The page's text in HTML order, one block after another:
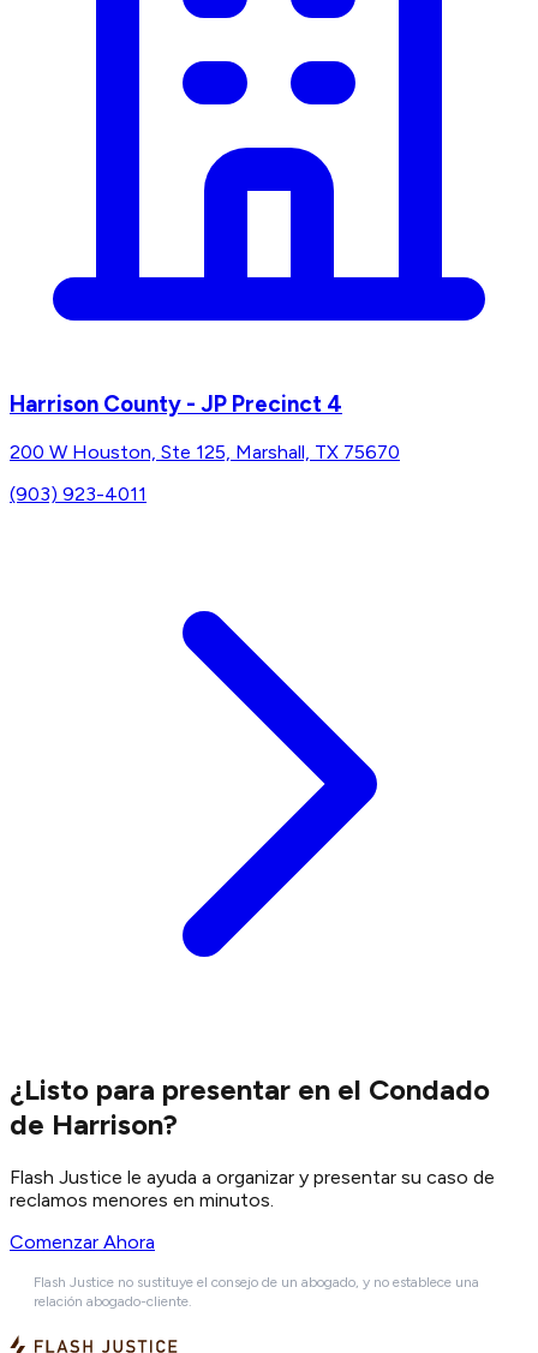
Harrison County - JP Precinct 4
200 W Houston, Ste 125, Marshall, TX 75670
(903) 923-4011
¿Listo para presentar en el Condado
de Harrison?
Flash Justice le ayuda a organizar y presentar su caso de
reclamos menores en minutos.
Comenzar Ahora
Flash Justice no sustituye el consejo de un abogado, y no establece una
relación abogado-cliente.